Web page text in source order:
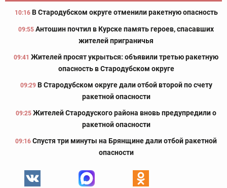
10:16 В Стародубском округе отменили ракетную опасность
09:55 Антошин почтил в Курске память героев, спасавших
жителей приграничья
09:41 Жителей просят укрыться: объявили третью ракетную
опасность в Стародубском округе
09:29 В Стародубском округе дали отбой второй по счету
ракетной опасности
09:25 Жителей Стародуского района вновь предупредили о
ракетной опасности
09:16 Спустя три минуты на Брянщине дали отбой ракетной
опасности